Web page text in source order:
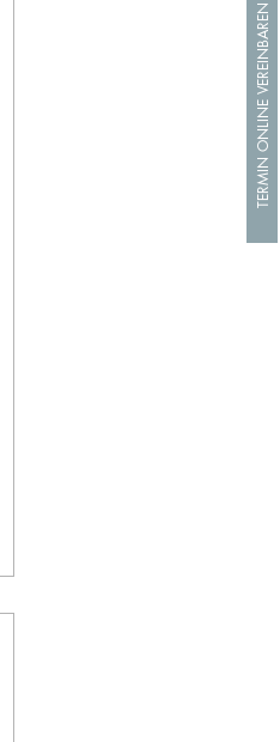
TERMIN ONLINE VEREINBAREN